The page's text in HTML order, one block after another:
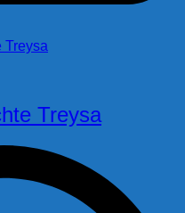
Treysa